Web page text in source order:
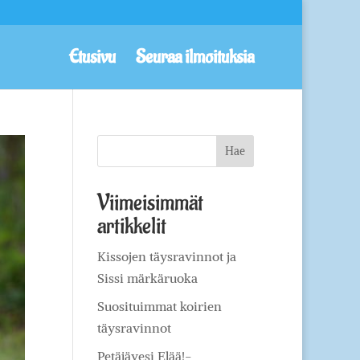
Etusivu Seuraa ilmoituksia
Viimeisimmät
artikkelit
Kissojen täysravinnot ja
Sissi märkäruoka
Suosituimmat koirien
täysravinnot
Petäjävesi Elää!-